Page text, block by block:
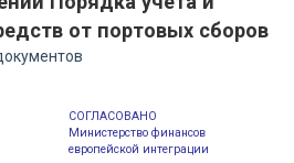
от портовых сборов
СОГЛАСОВАНО
Министерство финансов
европейской интеграции